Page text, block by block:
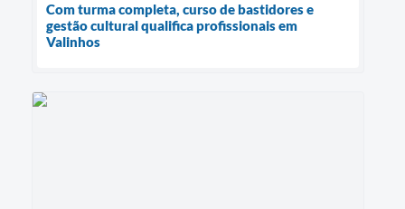
Com turma completa, curso de bastidores e
gestão cultural qualifica profissionais em
Valinhos